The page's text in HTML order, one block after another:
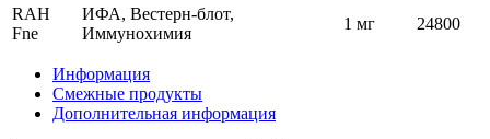
RAH
Fne
ИФА, Вестерн-блот,
Иммунохимия
1 мг 24800
Информация
Смежные продукты
Дополнительная информация